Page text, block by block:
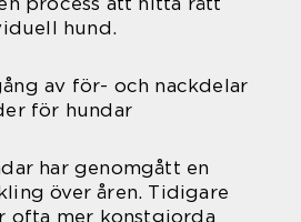
hund.
av för- och nackdelar
för hundar
har genomgått en
över åren. Tidigare
ofta mer konstgjorda